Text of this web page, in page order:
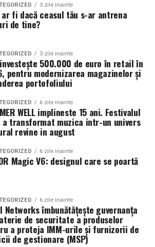
Ea se construiește prin
recenzii și experiențe
client.
mult în reputația afacerii tale, cu
puțin de reduceri sau campanii
În online, încrederea este unul
avantaje competitive și unul
pentru care un client te alege
3 zile inainte
ar fi dacă ceasul tău s-ar antrena
de tine?
3 zile inainte
investește 500.000 de euro în retail în
pentru modernizarea magazinelor și
portofoliului
6 zile inainte
WELL implineste 15 ani. Festivalul
a transformat muzica intr-un univers
revine in august
6 zile inainte
Magic V6: designul care se poartă
6 zile inainte
Networks îmbunătățește guvernanța
de securitate a produselor
a proteja IMM-urile și furnizorii de
de gestionare (MSP)